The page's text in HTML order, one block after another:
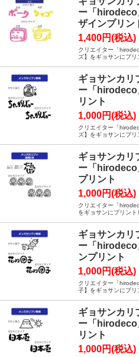
ー「
ザインプリン
1,400円(税込)
クリエイター「
ズ】をギョサンにプリ
ギョサンカ
ー「hirodeco
リント
1,000円(税込)
クリエイター「
ズ】をギョサンにプリ
ギョサンカ
ー「hirodeco
プリント
1,000円(税込)
クリエイター「
をギョサンにプリント
ギョサンカ
ー「hirodeco
ンプリント
1,000円(税込)
クリエイター「
子】をギョサンにプリ
ギョサンカ
ー「hirodeco
リント
1,000円(税込)